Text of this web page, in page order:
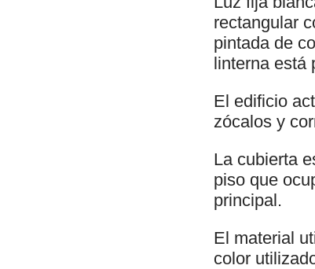
rectangular
pintada de
linterna está
El edificio
zócalos y
La cubierta
piso que
principal.
El material
color